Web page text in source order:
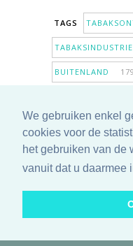
We gebruiken enkel
cookies voor de
het gebruiken van de
vanuit dat u daarmee
TAGS
BUITENLAND 179
MEER TAGS
Copyright © 2025